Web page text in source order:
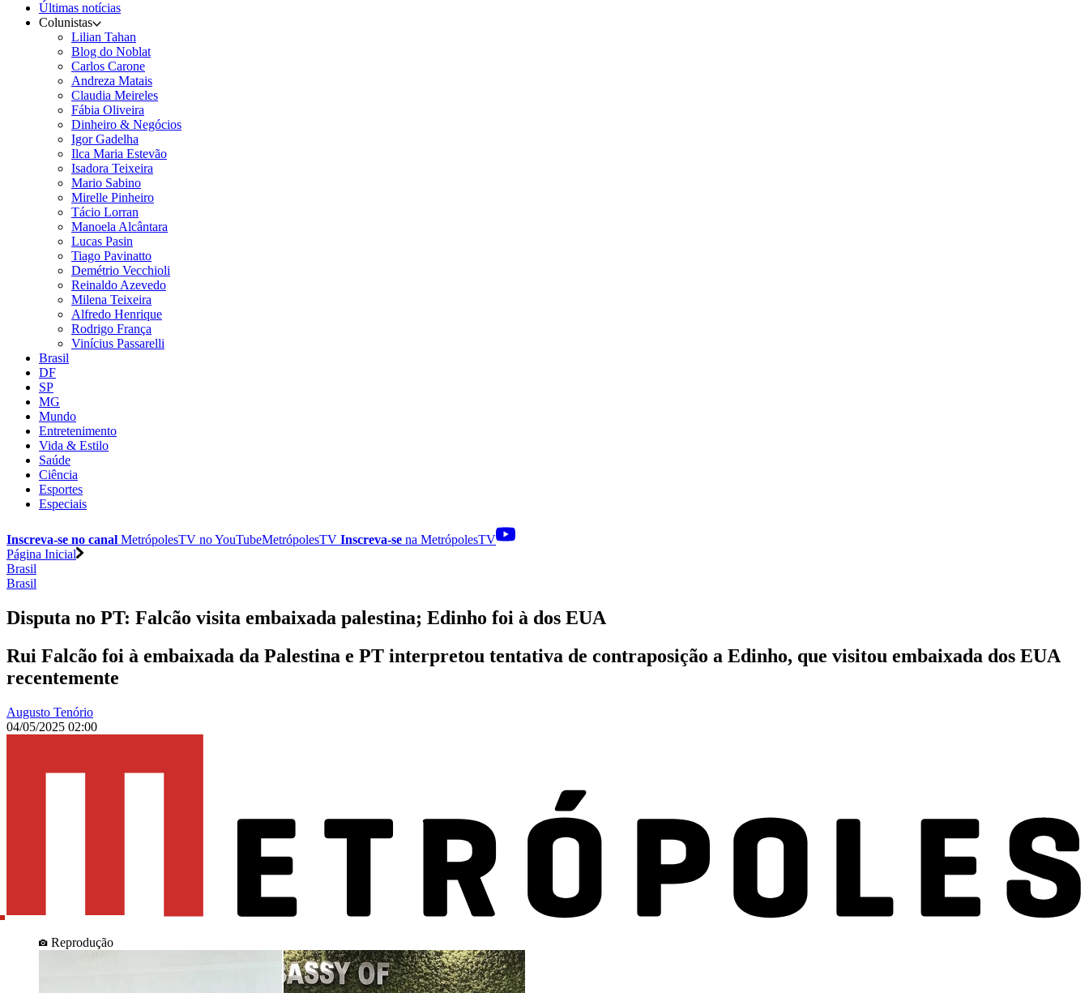
Últimas notícias
Colunistas
Lilian Tahan
Blog do Noblat
Carlos Carone
Andreza Matais
Claudia Meireles
Fábia Oliveira
Dinheiro & Negócios
Igor Gadelha
Ilca Maria Estevão
Isadora Teixeira
Mario Sabino
Mirelle Pinheiro
Tácio Lorran
Manoela Alcântara
Lucas Pasin
Tiago Pavinatto
Demétrio Vecchioli
Reinaldo Azevedo
Milena Teixeira
Alfredo Henrique
Rodrigo França
Vinícius Passarelli
Brasil
DF
SP
MG
Mundo
Entretenimento
Vida & Estilo
Saúde
Ciência
Esportes
Especiais
Inscreva-se no canal MetrópolesTV noYouTubeMetrópolesTV Inscreva-se na MetrópolesTV
Página Inicial
Brasil
Brasil
Disputa no PT: Falcão visita embaixada palestina; Edinho foi à dos EUA
Rui Falcão foi à embaixada da Palestina e PT interpretou tentativa de contraposição a Edinho, que visitou embaixada dos EUA
recentemente
Augusto Tenório
04/05/2025 02:00
Reprodução